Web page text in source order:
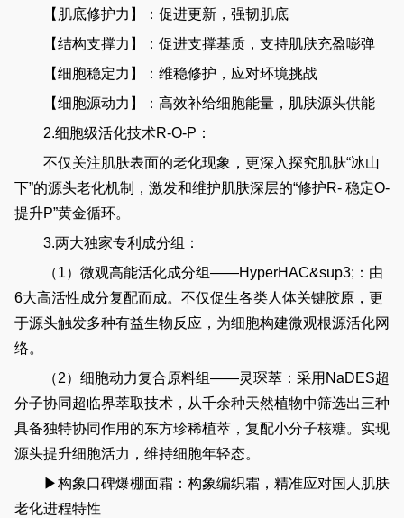
【肌底修护力】：促进更新，强韧肌底
【结构支撑力】：促进支撑基质，⽀持肌肤充盈嘭弹
【细胞稳定力】：维稳修护，应对环境挑战
【细胞源动力】：高效补给细胞能量，肌肤源头供能
2.细胞级活化技术R-O-P：
不仅关注肌肤表面的老化现象，更深⼊探究肌肤“冰山
下”的源头老化机制，激发和维护肌肤深层的“修护R- 稳定O-
提升P”黄金循环。
3.两大独家专利成分组：
（1）微观高能活化成分组——HyperHAC&sup3;：由
6大高活性成分复配而成。不仅促生各类人体关键胶原，更
于源头触发多种有益生物反应，为细胞构建微观根源活化网
络。
（2）细胞动力复合原料组——灵琛萃：采用NaDES超
分子协同超临界萃取技术，从千余种天然植物中筛选出三种
具备独特协同作用的东方珍稀植萃，复配小分子核糖。实现
源头提升细胞活力，维持细胞年轻态。
▶构象口碑爆棚面霜：构象编织霜，精准应对国人肌肤
老化进程特性